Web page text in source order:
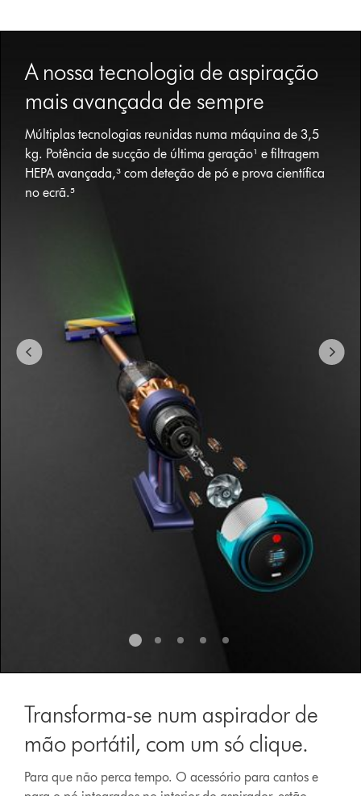
A nossa tecnologia de aspiração
mais avançada de sempre
Múltiplas tecnologias reunidas numa máquina de 3,5
kg. Potência de sucção de última geração¹ e filtragem
HEPA avançada,³ com deteção de pó e prova científica
no ecrã.⁵
Transforma-se num aspirador de
mão portátil, com um só clique.
Para que não perca tempo. O acessório para cantos e